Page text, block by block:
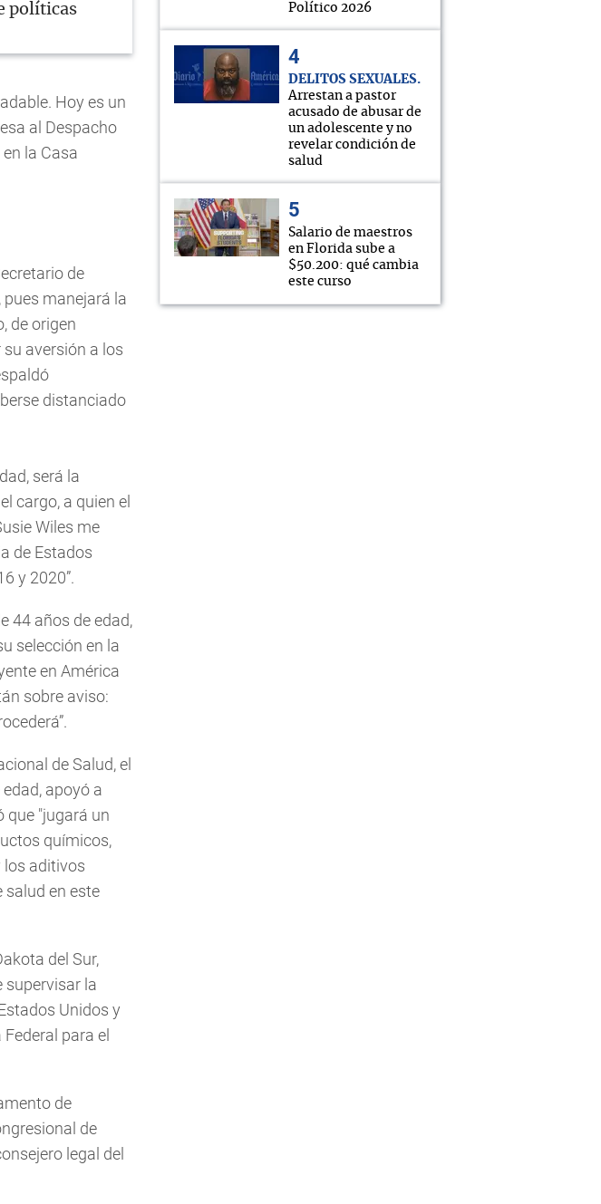
políticas
Hoy es un
al Despacho
la Casa
de
pues manejará la
de origen
aversión a los
distanciado
será la
cargo, a quien el
Wiles me
de Estados
y 2020”.
44 años de edad,
selección en la
en América
sobre aviso:
de Salud, el
apoyó a
que "jugará un
químicos,
los aditivos
salud en este
del Sur,
supervisar la
Unidos y
para el
de
de
legal del
Político 2026
DELITOS SEXUALES
Arrestan a pastor
acusado de abusar de
un adolescente y no
revelar condición de
salud
Salario de maestros
en Florida sube a
$50.200: qué cambia
este curso